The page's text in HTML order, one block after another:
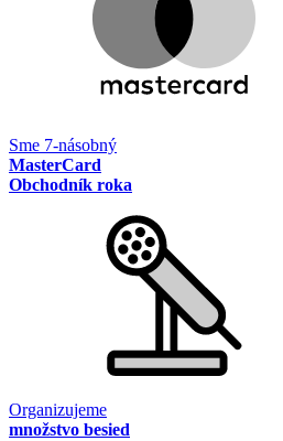
Sme 7-násobný
MasterCard
Obchodník roka
Organizujeme
množstvo besied